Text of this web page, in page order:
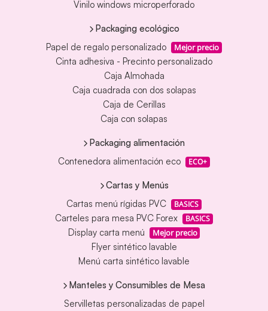
Vinilo windows microperforado
Packaging ecológico
Papel de regalo personalizado
Mejor precio
Cinta adhesiva - Precinto personalizado
Caja Almohada
Caja cuadrada con dos solapas
Caja de Cerillas
Caja con solapas
Packaging alimentación
Contenedora alimentación eco
ECO+
Cartas y Menús
Cartas menú rígidas PVC
BASICS
Carteles para mesa PVC Forex BASICS
Display carta menú Mejor precio
Flyer sintético lavable
Menú carta sintético lavable
Manteles y Consumibles de Mesa
Servilletas personalizadas de papel